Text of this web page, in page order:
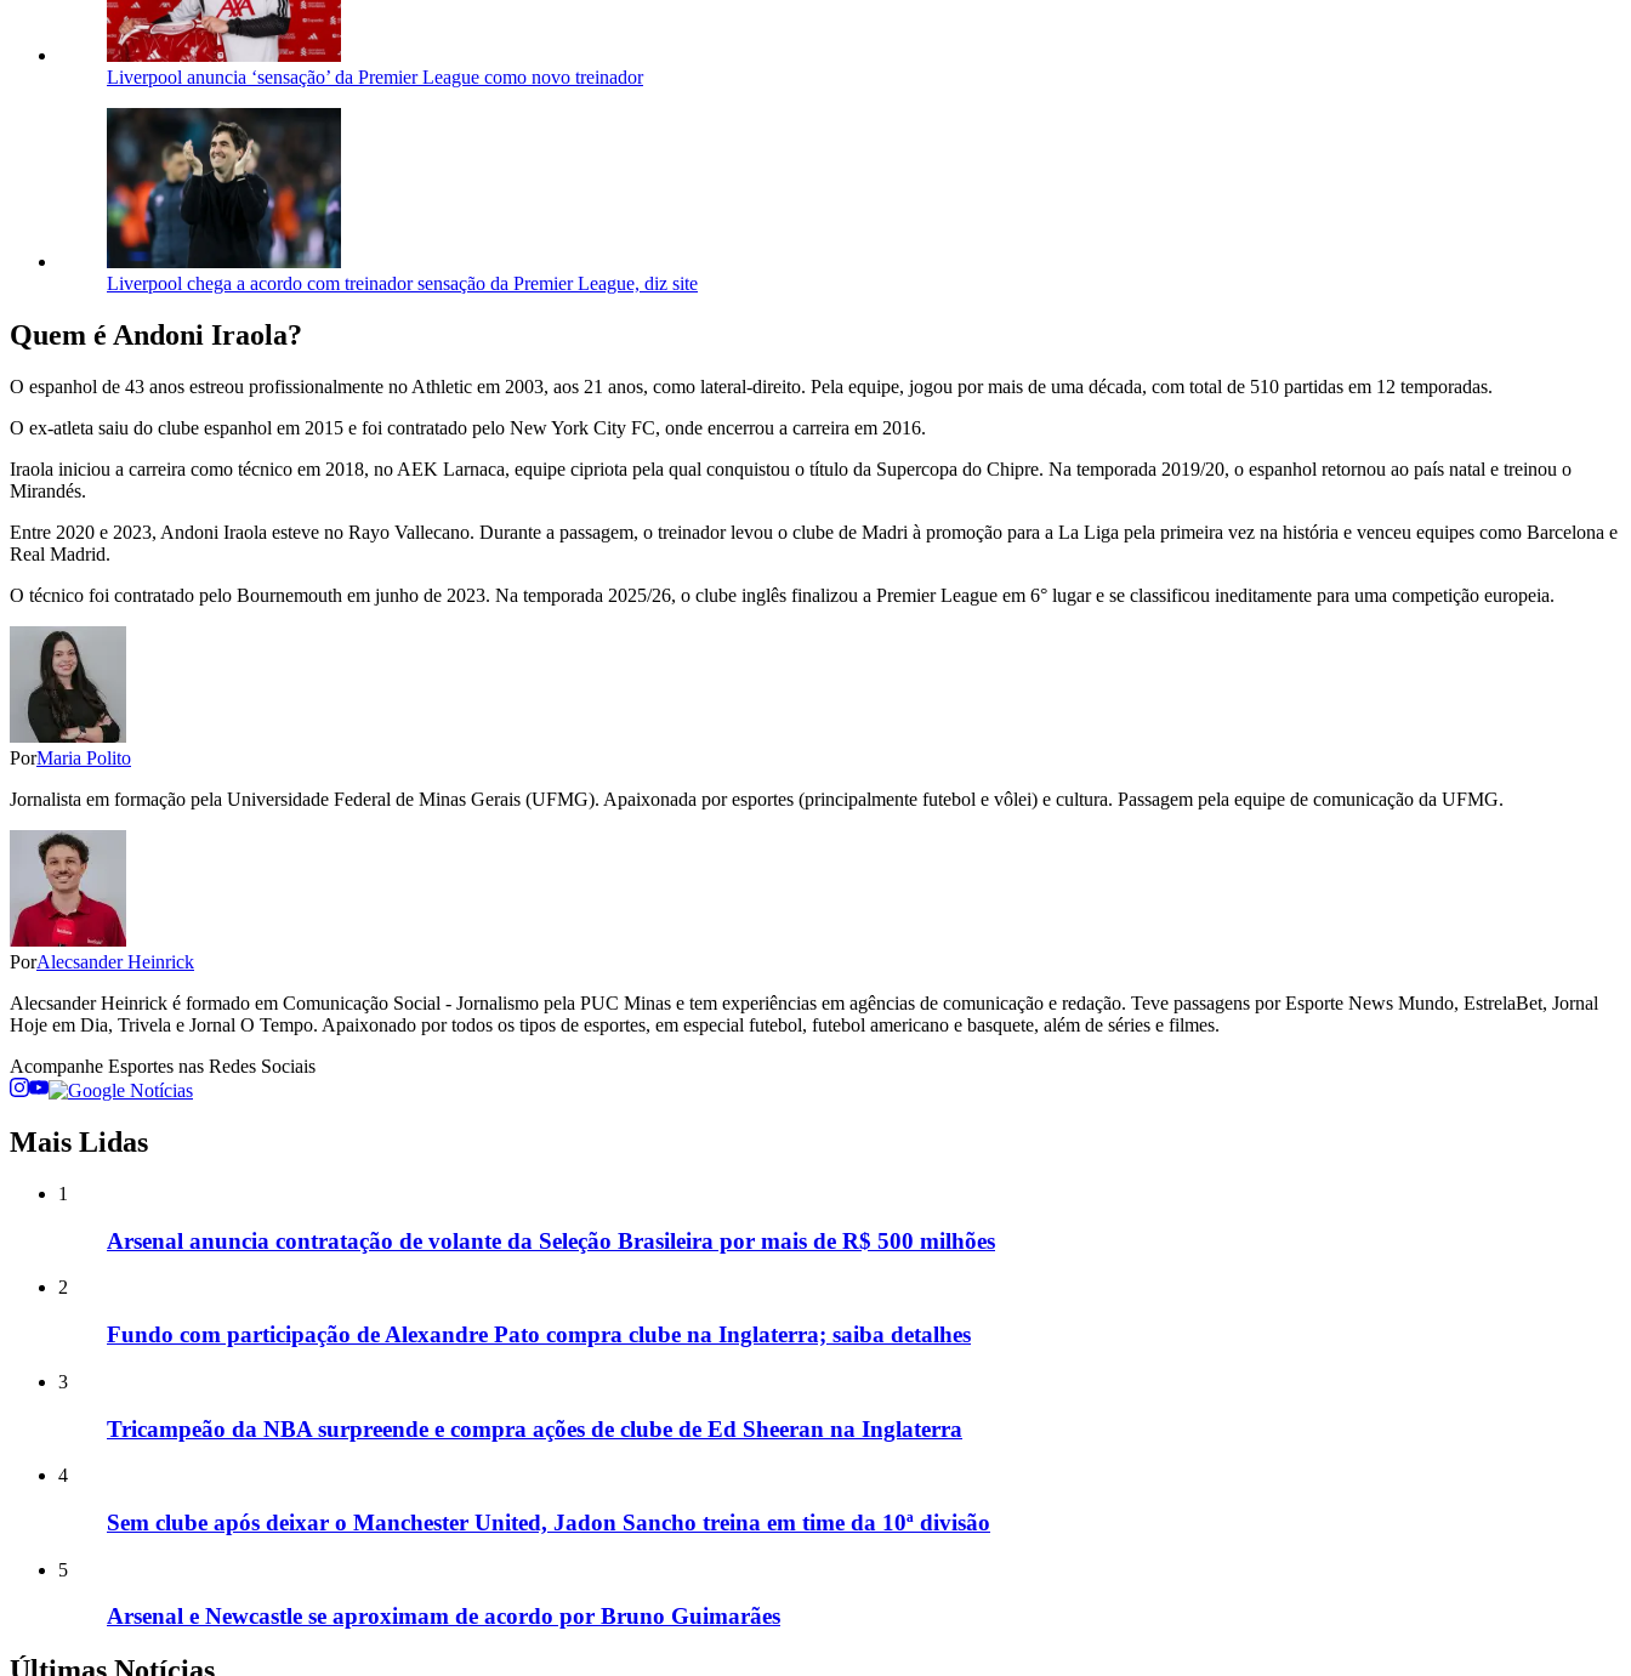
Liverpool anuncia ‘sensação’ da Premier League como novo treinador
Liverpool chega a acordo com treinador sensação da Premier League, diz site
Quem é Andoni Iraola?
O espanhol de 43 anos estreou profissionalmente no Athletic em 2003, aos 21 anos, como lateral-direito. Pela equipe, jogou por mais de uma década, com total de 510 partidas em 12 temporadas.
O ex-atleta saiu do clube espanhol em 2015 e foi contratado pelo New York City FC, onde encerrou a carreira em 2016.
Iraola iniciou a carreira como técnico em 2018, no AEK Larnaca, equipe cipriota pela qual conquistou o título da Supercopa do Chipre. Na temporada 2019/20, o espanhol retornou ao país natal e treinou o
Mirandés.
Entre 2020 e 2023, Andoni Iraola esteve no Rayo Vallecano. Durante a passagem, o treinador levou o clube de Madri à promoção para a La Liga pela primeira vez na história e venceu equipes como Barcelona e
Real Madrid.
O técnico foi contratado pelo Bournemouth em junho de 2023. Na temporada 2025/26, o clube inglês finalizou a Premier League em 6° lugar e se classificou ineditamente para uma competição europeia.
PorMaria Polito
Jornalista em formação pela Universidade Federal de Minas Gerais (UFMG). Apaixonada por esportes (principalmente futebol e vôlei) e cultura. Passagem pela equipe de comunicação da UFMG.
PorAlecsander Heinrick
Alecsander Heinrick é formado em Comunicação Social - Jornalismo pela PUC Minas e tem experiências em agências de comunicação e redação. Teve passagens por Esporte News Mundo, EstrelaBet, Jornal
Hoje em Dia, Trivela e Jornal O Tempo. Apaixonado por todos os tipos de esportes, em especial futebol, futebol americano e basquete, além de séries e filmes.
Acompanhe Esportes nas Redes Sociais
Mais Lidas
1
Arsenal anuncia contratação de volante da Seleção Brasileira por mais de R$ 500 milhões
2
Fundo com participação de Alexandre Pato compra clube na Inglaterra; saiba detalhes
3
Tricampeão da NBA surpreende e compra ações de clube de Ed Sheeran na Inglaterra
4
Sem clube após deixar o Manchester United, Jadon Sancho treina em time da 10ª divisão
5
Arsenal e Newcastle se aproximam de acordo por Bruno Guimarães